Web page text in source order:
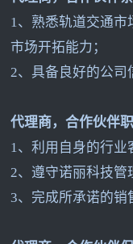
1、熟悉轨道交通市
市场开拓能力；
2、具备良好的公司
代理商，合作伙伴职
1、利用自身的行业
2、遵守诺丽科技管
3、完成所承诺的销